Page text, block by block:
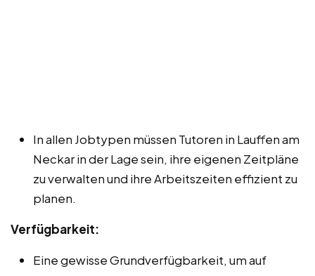
In allen Jobtypen müssen Tutoren in Lauffen am
Neckar in der Lage sein, ihre eigenen Zeitpläne
zu verwalten und ihre Arbeitszeiten effizient zu
planen.
Verfügbarkeit:
Eine gewisse Grundverfügbarkeit, um auf